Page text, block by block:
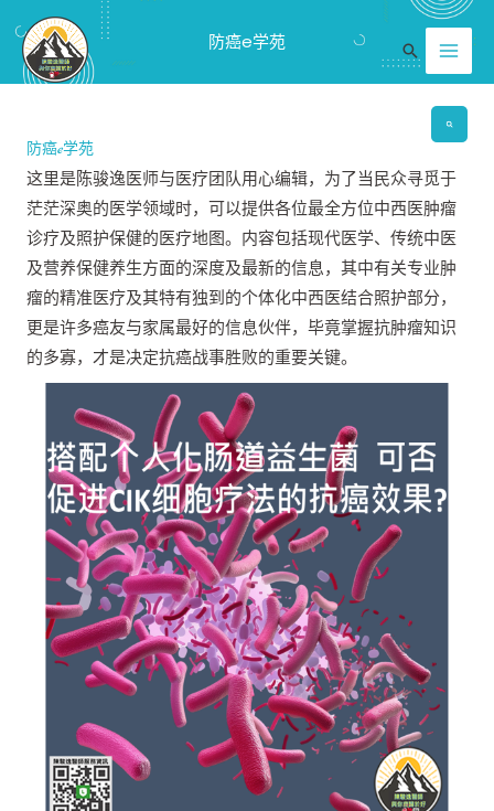
搜
索
防癌e学苑
防癌e学苑
这里是陈骏逸医师与医疗团队用心编辑，为了当民众寻觅于
茫茫深奥的医学领域时，可以提供各位最全方位中西医肿瘤
诊疗及照护保健的医疗地图。内容包括现代医学、传统中医
及营养保健养生方面的深度及最新的信息，其中有关专业肿
瘤的精准医疗及其特有独到的个体化中西医结合照护部分，
更是许多癌友与家属最好的信息伙伴，毕竟掌握抗肿瘤知识
的多寡，才是决定抗癌战事胜败的重要关键。